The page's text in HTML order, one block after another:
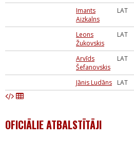
Imants
Aizkalns
LAT
Leons
Žukovskis
LAT
Arvīds
Šefanovskis
LAT
Jānis Ludāns LAT
OFICIĀLIE ATBALSTĪTĀJI